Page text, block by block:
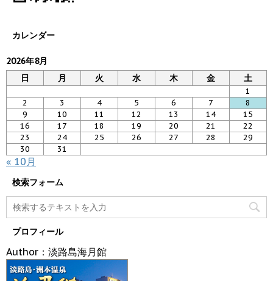
カレンダー
2026年8月
日
月 火 水 木 金 土
1
2
3 4 5 6 7
8
9
10 11 12 13 14
15
16
17 18 19 20 21
22
23
24 25 26 27 28
29
30
31
« 10月
検索フォーム
プロフィール
Author：淡路島海月館